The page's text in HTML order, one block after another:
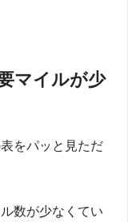
マイルが少
をパッと見ただ
数が少なくてい